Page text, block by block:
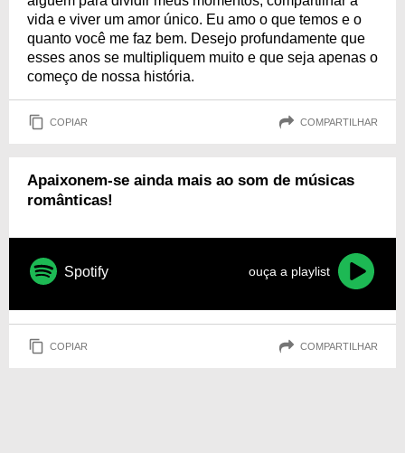
vida e viver um amor único. Eu amo o que temos e o
quanto você me faz bem. Desejo profundamente que
esses anos se multipliquem muito e que seja apenas o
começo de nossa história.
COPIAR COMPARTILHAR
Apaixonem-se ainda mais ao som de músicas
românticas!
Spotify ouça a playlist
COPIAR COMPARTILHAR